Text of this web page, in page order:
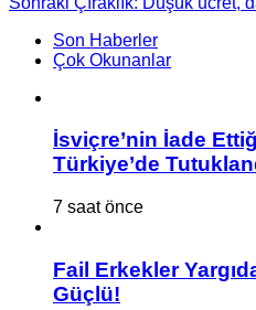
Son Haberler
Çok Okunanlar
İsviçre’nin İade
Türkiye’de
7 saat önce
Fail Erkekler
Güçlü!